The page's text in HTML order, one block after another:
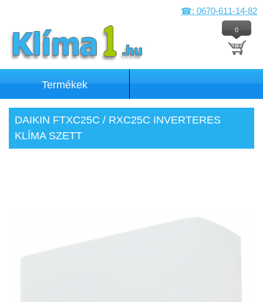
☎: 0670-611-14-82
0
Termékek
DAIKIN FTXC25C / RXC25C INVERTERES
KLÍMA SZETT